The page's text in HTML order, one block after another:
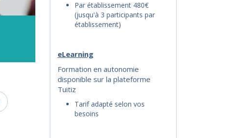
Par établissement 480€
(jusqu'à 3 participants par
établissement)
eLearning
Formation en autonomie
disponible sur la plateforme
Tuitiz
Tarif adapté selon vos
besoins